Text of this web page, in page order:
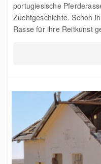
portugiesische
Zuchtgeschichte. Schon
Rasse für ihre Reitkunst